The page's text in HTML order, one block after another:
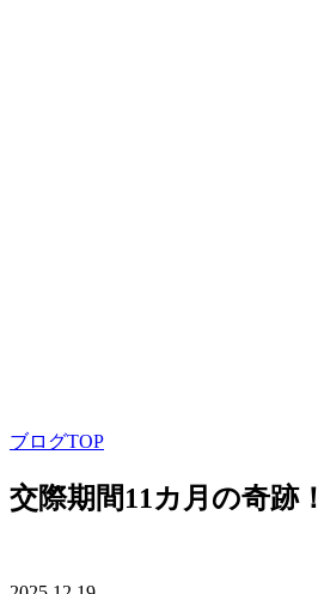
ブログTOP
交際期間11カ月の奇跡！